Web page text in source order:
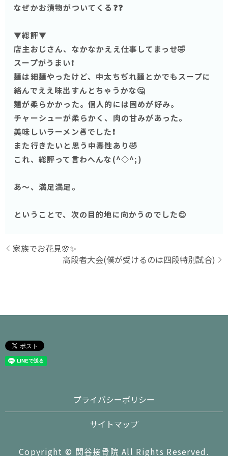
なぜかお漬物がついてくる❓❓
▼総評▼
店主おじさん、なかなかええ仕事してまっせ🤣
スープがうまい❗️
麺は細麺やったけど、中太ちぢれ麺とかでもスープに
絡んでええ味出すんとちゃうかな🤔
麺が柔らかかった。個人的には固めが好み。
チャーシューが柔らかく、肉の甘みがあった。
美味しいラーメン🍜でした❗️
また行きたいと思う中毒性あり🤣
これ、総評って言わへんな(^◇^;)
あ〜、満足満足。
ということで、次の目的地に向かうのでした😊
家族でお花見🌸✨
高段者大会(僕が受けるのは四段特別試合)
プライバシーポリシー
サイトマップ
Copyright © 関谷接骨院 All Rights Reserved.